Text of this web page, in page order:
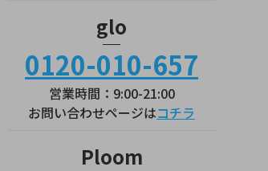
glo
0120-010-657
営業時間：9:00-21:00
お問い合わせページはコチラ
Ploom